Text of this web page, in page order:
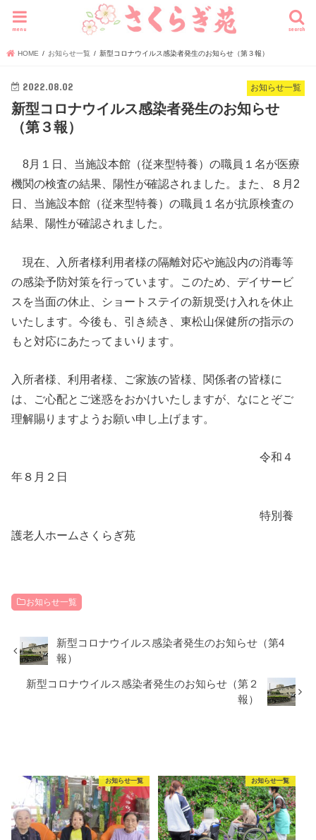
search
menu
HOME お知らせ一覧 新型コロナウイルス感染者発生のお知らせ（第３報）
お知らせ一覧
2022.08.02
新型コロナウイルス感染者発生のお知らせ
（第３報）
8月１日、当施設本館（従来型特養）の職員１名が医療
機関の検査の結果、陽性が確認されました。また、８月2
日、当施設本館（従来型特養）の職員１名が抗原検査の
結果、陽性が確認されました。
現在、入所者様利用者様の隔離対応や施設内の消毒等
の感染予防対策を行っています。このため、デイサービ
スを当面の休止、ショートステイの新規受け入れを休止
いたします。今後も、引き続き、東松山保健所の指示の
もと対応にあたってまいります。
入所者様、利用者様、ご家族の皆様、関係者の皆様に
は、ご心配とご迷惑をおかけいたしますが、なにとぞご
理解賜りますようお願い申し上げます。
令和４
年８月２日
特別養
護老人ホームさくらぎ苑
お知らせ一覧
新型コロナウイルス感染者発生のお知らせ（第4
報）
新型コロナウイルス感染者発生のお知らせ（第２
報）
お知らせ一覧 お知らせ一覧